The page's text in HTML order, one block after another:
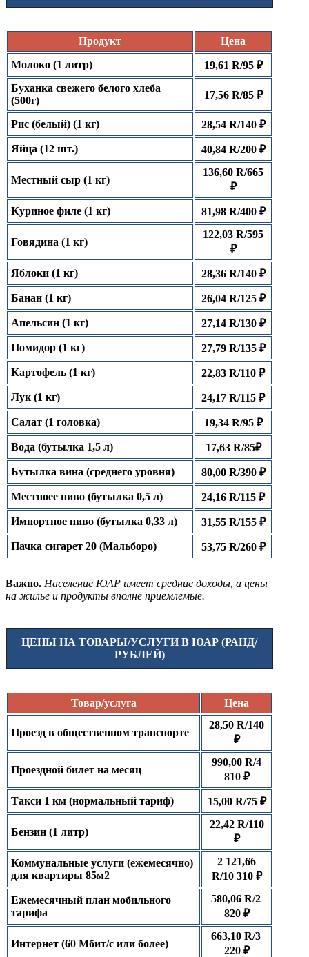
Продукт
Цена
Молоко (1 литр)
19,61 R/95 ₽
Буханка свежего белого хлеба
(500г)
17,56 R/85 ₽
Рис (белый) (1 кг) 28,54 R/140 ₽
Яйца (12 шт.) 40,84 R/200 ₽
Местный сыр (1 кг)
136,60 R/665
₽
Куриное филе (1 кг) 81,98 R/400 ₽
Говядина (1 кг)
122,03 R/595
₽
Яблоки (1 кг) 28,36 R/140 ₽
Банан (1 кг) 26,04 R/125 ₽
Апельсин (1 кг) 27,14 R/130 ₽
Помидор (1 кг) 27,79 R/135 ₽
Картофель (1 кг) 22,83 R/110 ₽
Лук (1 кг) 24,17 R/115 ₽
Салат (1 головка) 19,34 R/95 ₽
Вода (бутылка 1,5 л) 17,63 R/85₽
Бутылка вина (среднего уровня) 80,00 R/390 ₽
Местноее пиво (бутылка 0,5 л) 24,16 R/115 ₽
Импортное пиво (бутылка 0,33 л) 31,55 R/155 ₽
Пачка сигарет 20 (Мальборо) 53,75 R/260 ₽
Важно. Население ЮАР имеет средние доходы, а цены
на жилье и продукты вполне приемлемые.
ЦЕНЫ НА ТОВАРЫ/УСЛУГИ В ЮАР (РАНД/
РУБЛЕЙ)
Товар/услуга Цена
Проезд в общественном транспорте
28,50 R/140
₽
Проездной билет на месяц
990,00 R/4
810 ₽
Такси 1 км (нормальный тариф) 15,00 R/75 ₽
Бензин (1 литр)
22,42 R/110
₽
Коммунальные услуги (ежемесячно)
для квартиры 85м2
2 121,66
R/10 310 ₽
Ежемесячный план мобильного
тарифа
580,06 R/2
820 ₽
Интернет (60 Мбит/с или более)
663,10 R/3
220 ₽